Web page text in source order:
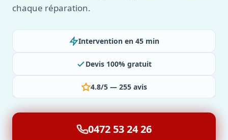
chaque réparation.
Intervention en 45 min
Devis 100% gratuit
4.8/5 — 255 avis
0472 53 24 26